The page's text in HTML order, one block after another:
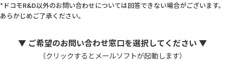
ドコモR&D以外のお問い合わせについては回答できない場合がございます。
あらかじめご了承ください。
▼ ご希望のお問い合わせ窓口を選択してください ▼
（クリックするとメールソフトが起動します）